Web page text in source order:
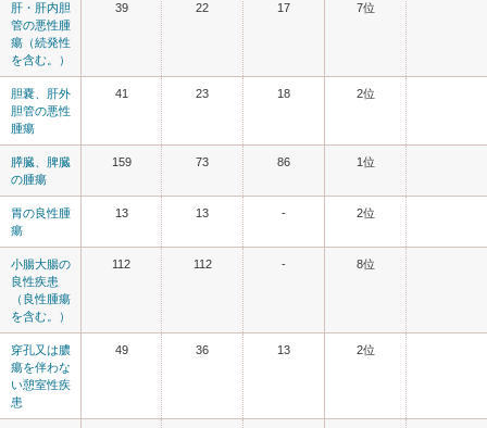
肝・肝内胆
管の悪性腫
瘍（続発性
を含む。）
39 22 17 7位
胆嚢、肝外
胆管の悪性
腫瘍
41 23 18 2位
膵臓、脾臓
の腫瘍
159 73 86 1位
胃の良性腫
瘍
13 13 - 2位
小腸大腸の
良性疾患
（良性腫瘍
を含む。）
112 112 - 8位
穿孔又は膿
瘍を伴わな
い憩室性疾
患
49 36 13 2位